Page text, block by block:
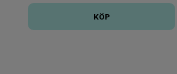
KÖP